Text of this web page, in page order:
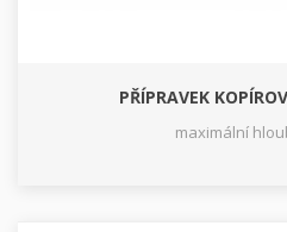
PŘÍPRAVEK
maximální